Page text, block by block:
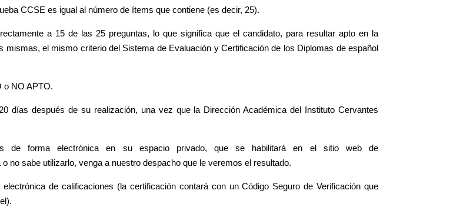
CCSE es igual al número de ítems que contiene (es decir, 25).
a 15 de las 25 preguntas, lo que significa que el candidato, para resultar apto en la
mismas, el mismo criterio del Sistema de Evaluación y Certificación de los Diplomas de español
o NO APTO.
días después de su realización, una vez que la Dirección Académica del Instituto Cervantes
de forma electrónica en su espacio privado, que se habilitará en el sitio web de
no sabe utilizarlo, venga a nuestro despacho que le veremos el resultado.
de calificaciones (la certificación contará con un Código Seguro de Verificación que